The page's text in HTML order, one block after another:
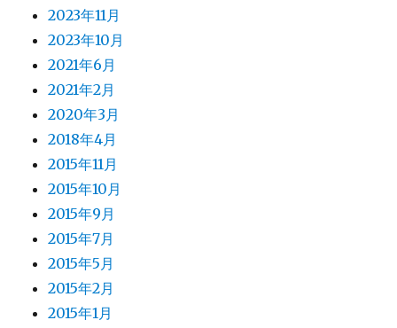
2023年11月
2023年10月
2021年6月
2021年2月
2020年3月
2018年4月
2015年11月
2015年10月
2015年9月
2015年7月
2015年5月
2015年2月
2015年1月